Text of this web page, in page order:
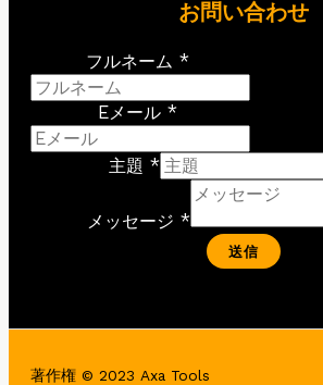
お問い合わせ
フルネーム *
Eメール *
主題 *
メッセージ *
送信
著作権 © 2023 Axa Tools